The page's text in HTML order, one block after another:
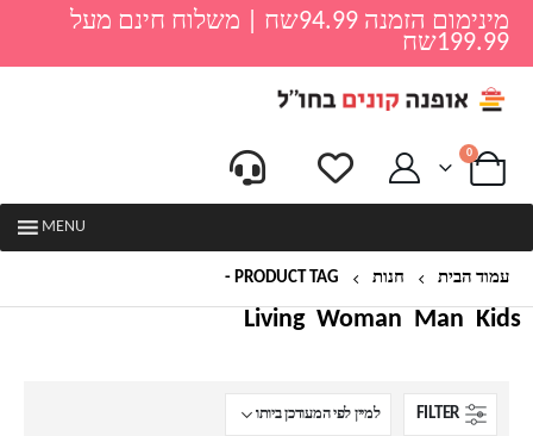
מינימום הזמנה 94.99שח | משלוח חינם מעל
199.99שח
0
MENU
עמוד הבית חנות PRODUCT TAG -
Kids
Man
Woman
Living
FILTER